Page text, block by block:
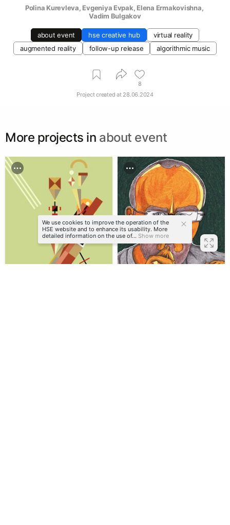
Polina Kurevleva, Evgeniya Evpak, Elena Ermakovishna,
Vadim Bulgakov
about event hse creative hub
virtual reality
augmented reality
follow-up release algorithmic music
8
Project created at 28.06.2024
More projects in about event
We use cookies to improve the operation of the
HSE website and to enhance its usability. More
detailed information on the use of... Show more